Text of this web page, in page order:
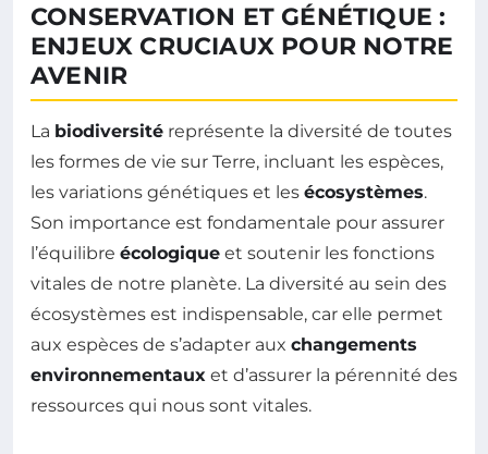
CONSERVATION ET GÉNÉTIQUE :
ENJEUX CRUCIAUX POUR NOTRE
AVENIR
La biodiversité représente la diversité de toutes
les formes de vie sur Terre, incluant les espèces,
les variations génétiques et les écosystèmes.
Son importance est fondamentale pour assurer
l’équilibre écologique et soutenir les fonctions
vitales de notre planète. La diversité au sein des
écosystèmes est indispensable, car elle permet
aux espèces de s’adapter aux changements
environnementaux et d’assurer la pérennité des
ressources qui nous sont vitales.